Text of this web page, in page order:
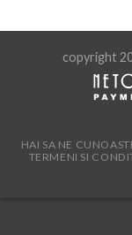
copyright
HAI SA NE
TERMENI SI